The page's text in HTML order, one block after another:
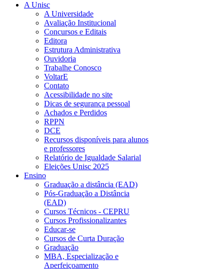
A Unisc
A Universidade
Avaliação Institucional
Concursos e Editais
Editora
Estrutura Administrativa
Ouvidoria
Trabalhe Conosco
VoltarE
Contato
Acessibilidade no site
Dicas de segurança pessoal
Achados e Perdidos
RPPN
DCE
Recursos disponíveis para alunos
e professores
Relatório de Igualdade Salarial
Eleições Unisc 2025
Ensino
Graduação a distância (EAD)
Pós-Graduação a Distância
(EAD)
Cursos Técnicos - CEPRU
Cursos Profissionalizantes
Educar-se
Cursos de Curta Duração
Graduação
MBA, Especialização e
Aperfeiçoamento